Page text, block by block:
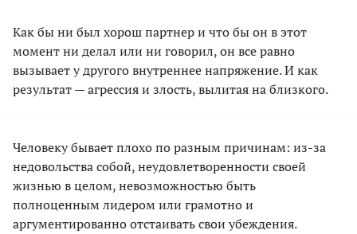
Как бы ни был хорош партнер и что бы он в этот
момент ни делал или ни говорил, он все равно
вызывает у другого внутреннее напряжение. И как
результат — агрессия и злость, вылитая на близкого.
Человеку бывает плохо по разным причинам: из-за
недовольства собой, неудовлетворенности своей
жизнью в целом, невозможностью быть
полноценным лидером или грамотно и
аргументированно отстаивать свои убеждения.